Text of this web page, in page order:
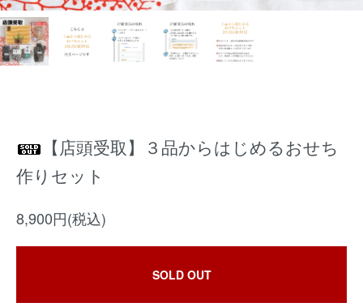
【店頭受取】３品からはじめるおせち
作りセット
8,900円(税込)
SOLD OUT